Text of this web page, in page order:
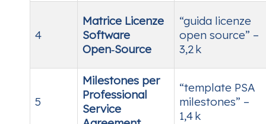
4
Matrice Licenze
Software
Open‑Source
“guida licenze
open source” –
3,2 k
5
Milestones per
Professional
Service
“template PSA
milestones” –
1,4 k